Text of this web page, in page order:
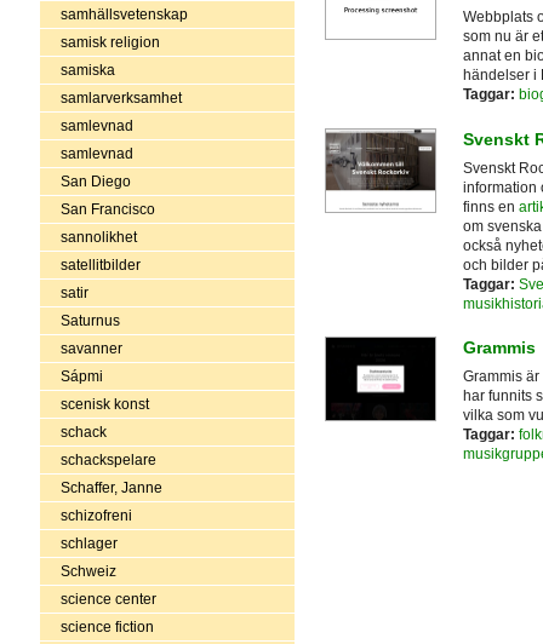
samhällsvetenskap
samisk religion
samiska
samlarverksamhet
samlevnad
samlevnad
San Diego
San Francisco
sannolikhet
satellitbilder
satir
Saturnus
savanner
Sápmi
scenisk konst
schack
schackspelare
Schaffer, Janne
schizofreni
schlager
Schweiz
science center
science fiction
Webbplats
som nu är
annat en
händelser i
Taggar:
Svenskt
Svenskt
information
finns en
om
också
och bilder
Taggar:
Grammis
Grammis
har funnits
vilka som
Taggar: